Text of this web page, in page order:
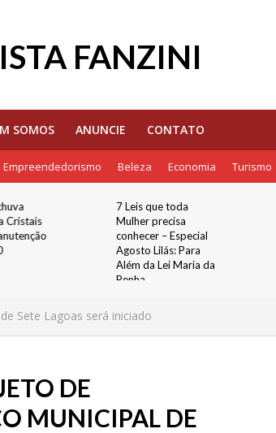
SOMOS ANUNCIE CONTATO
Empreendedorismo Beleza Economia Turismo
Cristais
7 Leis que toda
Mulher precisa
conhecer – Especial
Agosto Lilás: Para
Além da Lei Maria da
Penha
Sete Lagoas será iniciado
DE
MUNICIPAL DE